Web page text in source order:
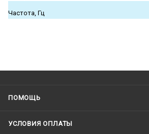
Частота, Гц
ПОМОЩЬ
УСЛОВИЯ ОПЛАТЫ